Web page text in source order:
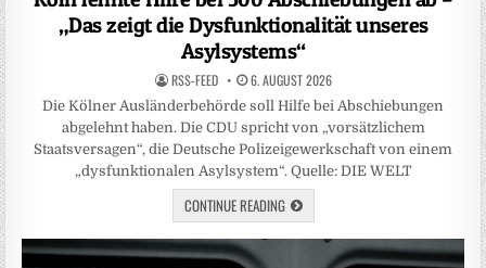
„Das zeigt die Dysfunktionalität unseres
Asylsystems“
RSS-FEED 6. AUGUST 2026
Die Kölner Ausländerbehörde soll Hilfe bei Abschiebungen
abgelehnt haben. Die CDU spricht von „vorsätzlichem
Staatsversagen“, die Deutsche Polizeigewerkschaft von einem
„dysfunktionalen Asylsystem“. Quelle: DIE WELT
CONTINUE READING